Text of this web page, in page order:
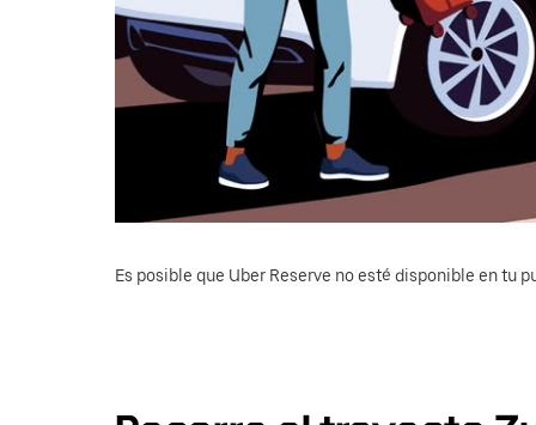
Es posible que Uber Reserve no esté disponible en tu